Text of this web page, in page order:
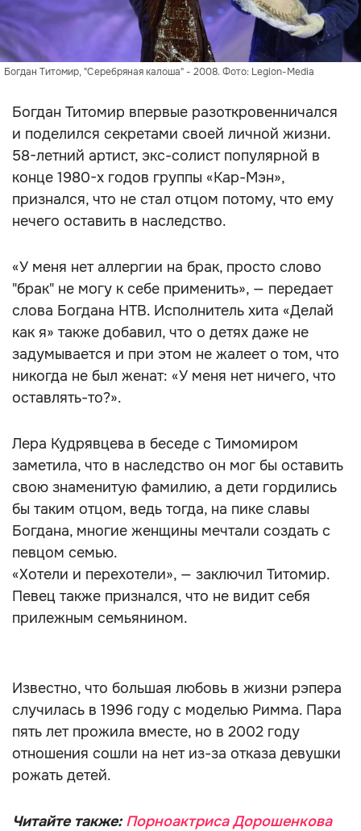
Богдан Титомир, "Серебряная калоша" - 2008. Фото: Legion-Media
Богдан Титомир впервые разоткровенничался
и поделился секретами своей личной жизни.
58-летний артист, экс-солист популярной в
конце 1980-х годов группы «Кар-Мэн»,
признался, что не стал отцом потому, что ему
нечего оставить в наследство.
«У меня нет аллергии на брак, просто слово
"брак" не могу к себе применить», — передает
слова Богдана НТВ. Исполнитель хита «Делай
как я» также добавил, что о детях даже не
задумывается и при этом не жалеет о том, что
никогда не был женат: «У меня нет ничего, что
оставлять-то?».
Лера Кудрявцева в беседе с Тимомиром
заметила, что в наследство он мог бы оставить
свою знаменитую фамилию, а дети гордились
бы таким отцом, ведь тогда, на пике славы
Богдана, многие женщины мечтали создать с
певцом семью.
«Хотели и перехотели», — заключил Титомир.
Певец также признался, что не видит себя
прилежным семьянином.
Известно, что большая любовь в жизни рэпера
случилась в 1996 году с моделью Римма. Пара
пять лет прожила вместе, но в 2002 году
отношения сошли на нет из-за отказа девушки
рожать детей.
Читайте также: Порноактриса Дорошенкова